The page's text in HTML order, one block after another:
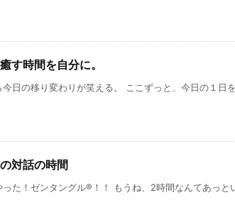
す時間を自分に。
今日の移り変わりが笑える。 ここずっと、今日の１日
対話の時間
った！ゼンタングル®️！！ もうね、2時間なんてあっと